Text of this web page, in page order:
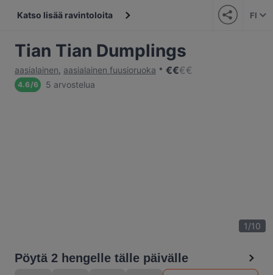
Katso lisää ravintoloita FI
Tian Tian Dumplings
aasialainen, aasialainen fuusioruoka €€€€
4.6/6 5 arvostelua
1/10
Pöytä 2 hengelle tälle päivälle